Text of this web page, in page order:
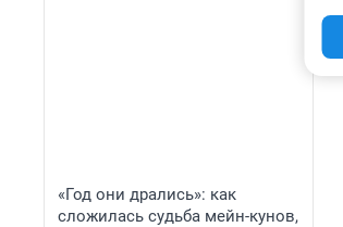
«Год они дрались»: как
сложилась судьба мейн-кунов,